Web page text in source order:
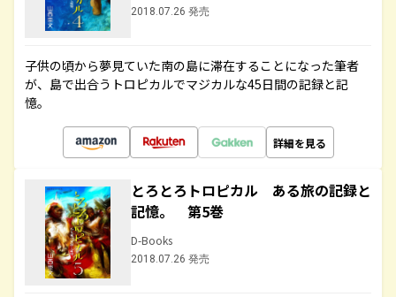
2018.07.26 発売
子供の頃から夢見ていた南の島に滞在することになった筆者
が、島で出合うトロピカルでマジカルな45日間の記録と記
憶。
詳細を見る
とろとろトロピカル ある旅の記録と
記憶。 第5巻
D-Books
2018.07.26 発売